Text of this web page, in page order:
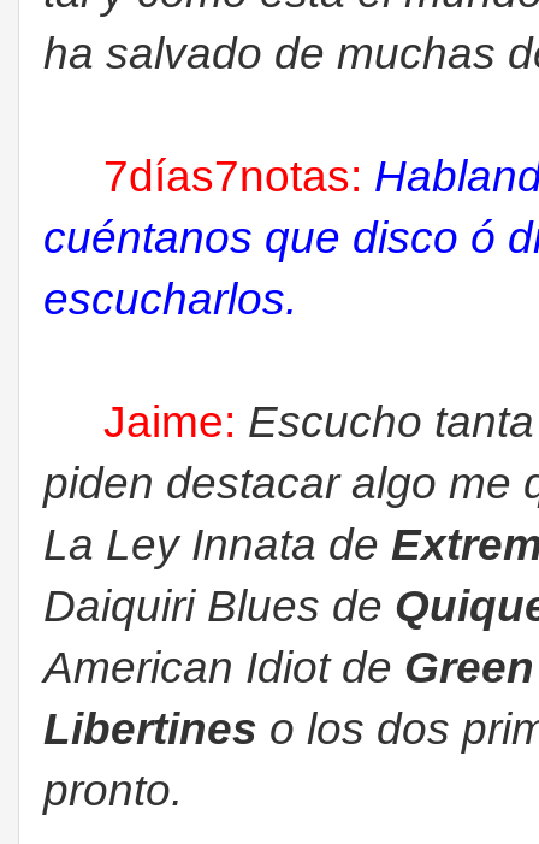
ha salvado de muchas
7días7notas:
cuéntanos que disco ó
escucharlos.
Jaime: Escucho
piden destacar algo me
La Ley Innata de
Daiquiri Blues de
American Idiot de
Libertines o los dos
pronto.